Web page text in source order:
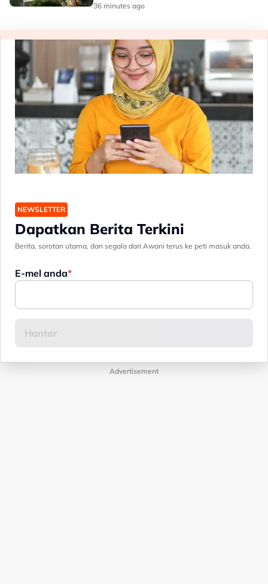
36 minutes ago
NEWSLETTER
Dapatkan Berita Terkini
Berita, sorotan utama, dan segala dari Awani terus ke peti masuk anda.
E-mel anda
Advertisement